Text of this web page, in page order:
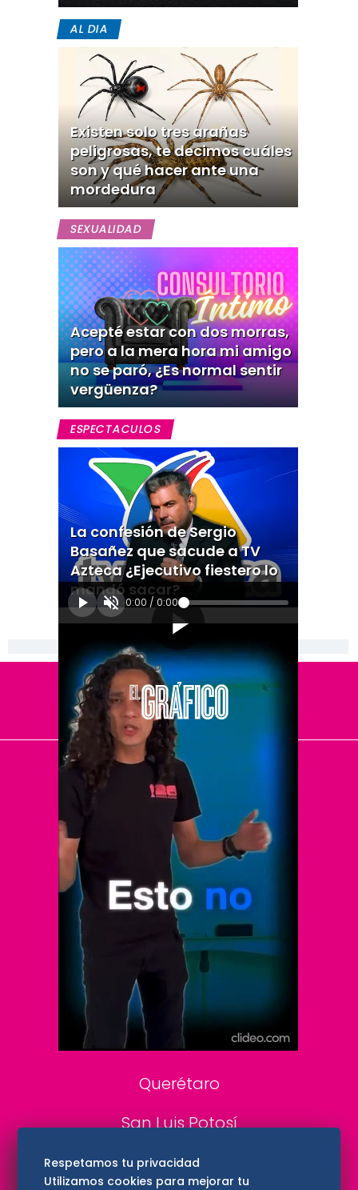
AL DIA
Existen solo tres arañas
peligrosas, te decimos cuáles
son y qué hacer ante una
mordedura
SEXUALIDAD
Acepté estar con dos morras,
pero a la mera hora mi amigo
no se paró, ¿Es normal sentir
vergüenza?
ESPECTACULOS
La confesión de Sergio
Basañez que sacude a TV
Azteca ¿Ejecutivo fiestero lo
mandó sacar?
0:00 / 0:00
[Publicidad]
El Universal
Vive USA
Clase
De 10 sports
DeDinero
Confabulario
Aviso Oportuno
Consultas
Querétaro
San Luis Potosí
Edomex
Respetamos tu privacidad
Utilizamos cookies para mejorar tu